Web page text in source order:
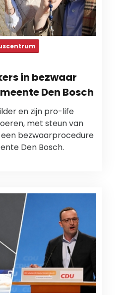
in bezwaar
Den Bosch
en zijn pro-life
met steun van
een bezwaarprocedure
Den Bosch.